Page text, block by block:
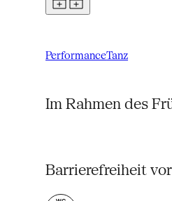
PerformanceTanz
Im Rahmen des
Barrierefreiheit